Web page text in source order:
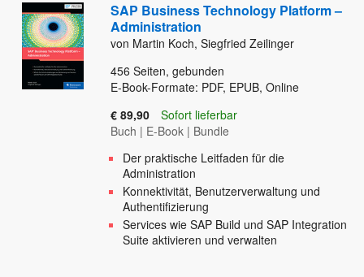
SAP Business Technology Platform –
Administration
von Martin Koch, Siegfried Zeilinger
456 Seiten, gebunden
E-Book-Formate: PDF, EPUB, Online
€ 89,90
Sofort lieferbar
Buch | E-Book | Bundle
Der praktische Leitfaden für die
Administration
Konnektivität, Benutzerverwaltung und
Authentifizierung
Services wie SAP Build und SAP Integration
Suite aktivieren und verwalten